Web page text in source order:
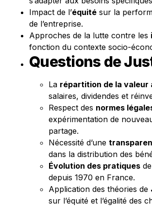
Impact de l’équité sur la
de l’entreprise.
Approches de la lutte contre les
fonction du contexte socio-
Questions de
La répartition de la valeur
salaires, dividendes et
Respect des normes
expérimentation de
partage.
Nécessité d’une
dans la distribution des
Évolution des pratiques
depuis 1970 en France.
Application des théories de
sur l’équité et l’égalité des